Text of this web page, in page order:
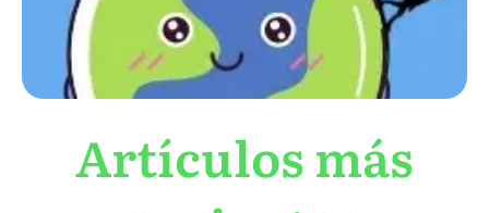
Artículos más